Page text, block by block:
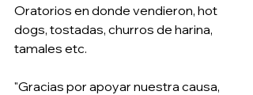
Oratorios en donde vendieron, hot
dogs, tostadas, churros de harina,
tamales etc.
"Gracias por apoyar nuestra causa,